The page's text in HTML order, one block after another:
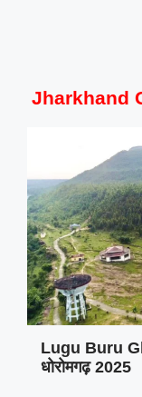
Jharkhand
Lugu Buru
धोरोमगढ़ 2025